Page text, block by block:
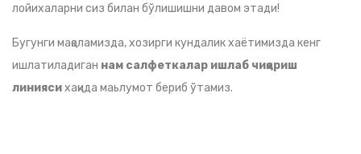
лойихаларни сиз билан бўлишишни давом этади!
Бугунги мақоламизда, хозирги кундалик хаётимизда кенг
ишлатиладиган нам салфеткалар ишлаб чиқариш
линиясихақида маьлумот бериб ўтамиз.